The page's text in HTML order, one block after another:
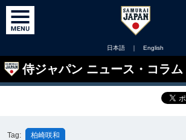
日本語 ｜ English
侍ジャパン ニュース・コラム
Tag: 柏崎咲和